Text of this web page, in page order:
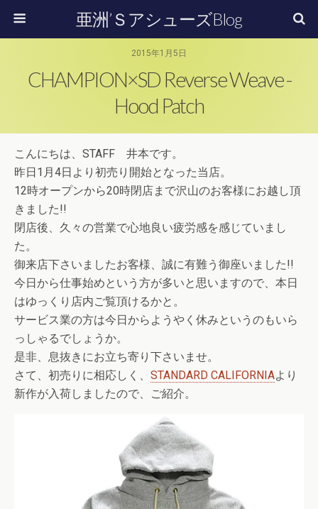
亜洲’ＳアシューズBlog
2015年1月5日
CHAMPION×SD Reverse Weave -
Hood Patch
こんにちは、STAFF 井本です。
昨日1月4日より初売り開始となった当店。
12時オープンから20時閉店まで沢山のお客様にお越し頂
きました!!
閉店後、久々の営業で心地良い疲労感を感じていまし
た。
御来店下さいましたお客様、誠に有難う御座いました!!
今日から仕事始めという方が多いと思いますので、本日
はゆっくり店内ご覧頂けるかと。
サービス業の方は今日からようやく休みというのもいら
っしゃるでしょうか。
是非、息抜きにお立ち寄り下さいませ。
さて、初売りに相応しく、 STANDARD CALIFORNIAより
新作が入荷しましたので、ご紹介。